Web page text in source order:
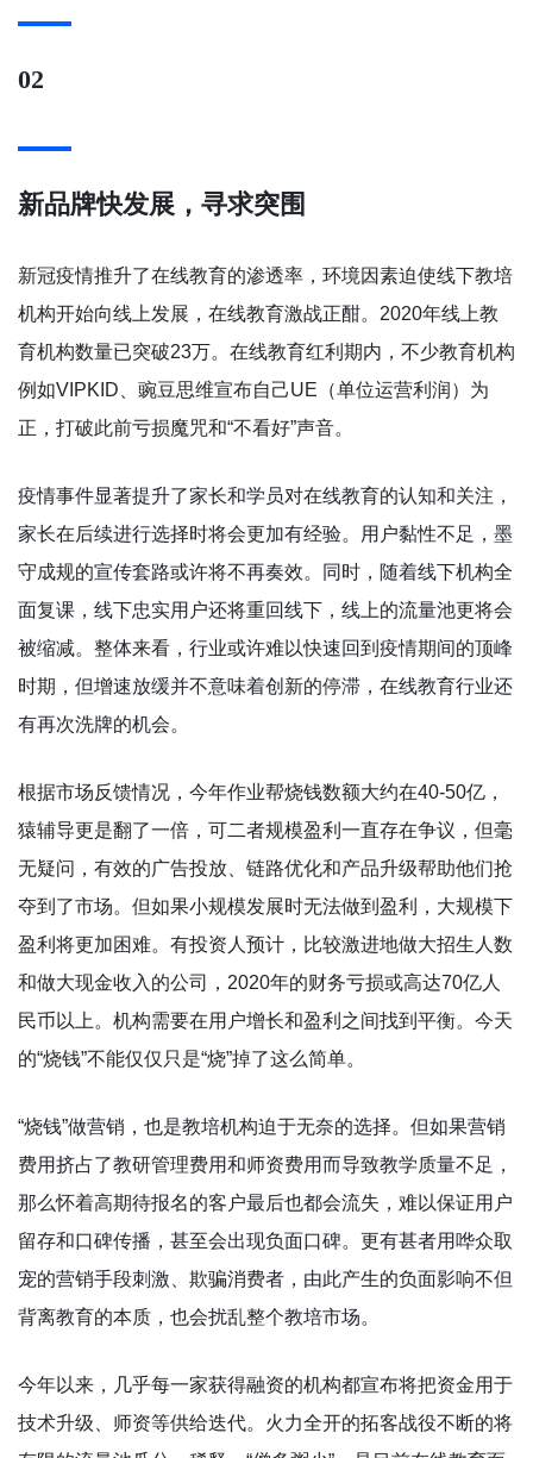
02
新品牌快发展，寻求突围
新冠疫情推升了在线教育的渗透率，环境因素迫使线下教培
机构开始向线上发展，在线教育激战正酣。2020年线上教
育机构数量已突破23万。在线教育红利期内，不少教育机构
例如VIPKID、豌豆思维宣布自己UE（单位运营利润）为
正，打破此前亏损魔咒和“不看好”声音。
疫情事件显著提升了家长和学员对在线教育的认知和关注，
家长在后续进行选择时将会更加有经验。用户黏性不足，墨
守成规的宣传套路或许将不再奏效。同时，随着线下机构全
面复课，线下忠实用户还将重回线下，线上的流量池更将会
被缩减。整体来看，行业或许难以快速回到疫情期间的顶峰
时期，但增速放缓并不意味着创新的停滞，在线教育行业还
有再次洗牌的机会。
根据市场反馈情况，今年作业帮烧钱数额大约在40-50亿，
猿辅导更是翻了一倍，可二者规模盈利一直存在争议，但毫
无疑问，有效的广告投放、链路优化和产品升级帮助他们抢
夺到了市场。但如果小规模发展时无法做到盈利，大规模下
盈利将更加困难。有投资人预计，比较激进地做大招生人数
和做大现金收入的公司，2020年的财务亏损或高达70亿人
民币以上。机构需要在用户增长和盈利之间找到平衡。今天
的“烧钱”不能仅仅只是“烧”掉了这么简单。
“烧钱”做营销，也是教培机构迫于无奈的选择。但如果营销
费用挤占了教研管理费用和师资费用而导致教学质量不足，
那么怀着高期待报名的客户最后也都会流失，难以保证用户
留存和口碑传播，甚至会出现负面口碑。更有甚者用哗众取
宠的营销手段刺激、欺骗消费者，由此产生的负面影响不但
背离教育的本质，也会扰乱整个教培市场。
今年以来，几乎每一家获得融资的机构都宣布将把资金用于
技术升级、师资等供给迭代。火力全开的拓客战役不断的将